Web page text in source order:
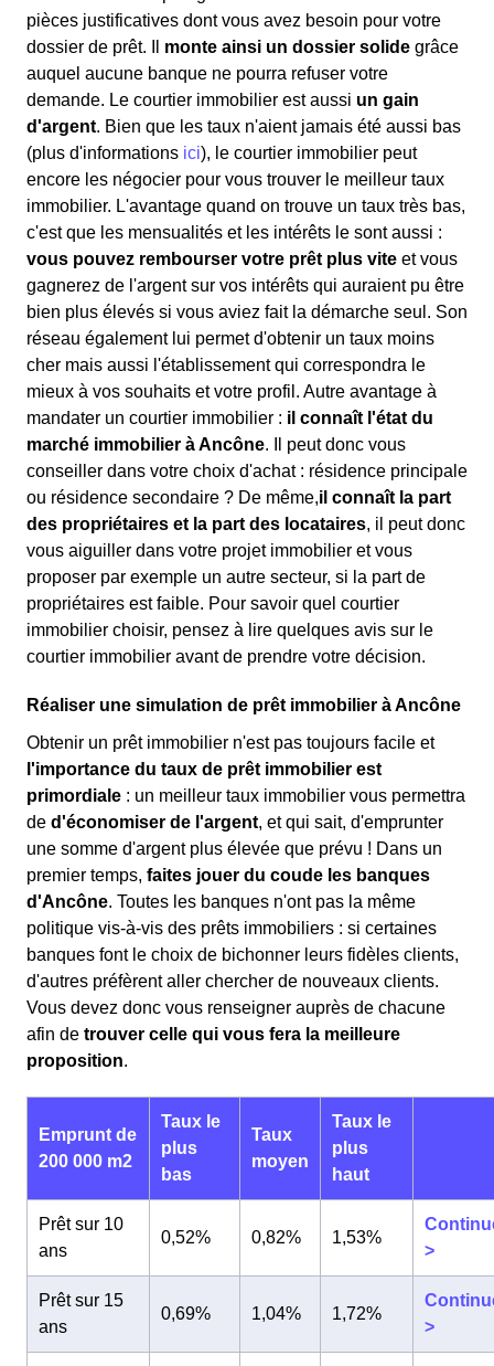
pièces justificatives dont vous avez besoin pour votre
dossier de prêt. Il monte ainsi un dossier solide grâce
auquel aucune banque ne pourra refuser votre
demande. Le courtier immobilier est aussi un gain
d'argent. Bien que les taux n'aient jamais été aussi bas
(plus d'informations ici), le courtier immobilier peut
encore les négocier pour vous trouver le meilleur taux
immobilier. L'avantage quand on trouve un taux très bas,
c'est que les mensualités et les intérêts le sont aussi :
vous pouvez rembourser votre prêt plus vite et vous
gagnerez de l'argent sur vos intérêts qui auraient pu être
bien plus élevés si vous aviez fait la démarche seul. Son
réseau également lui permet d'obtenir un taux moins
cher mais aussi l'établissement qui correspondra le
mieux à vos souhaits et votre profil. Autre avantage à
mandater un courtier immobilier : il connaît l'état du
marché immobilier à Ancône. Il peut donc vous
conseiller dans votre choix d'achat : résidence principale
ou résidence secondaire ? De même,il connaît la part
des propriétaires et la part des locataires, il peut donc
vous aiguiller dans votre projet immobilier et vous
proposer par exemple un autre secteur, si la part de
propriétaires est faible. Pour savoir quel courtier
immobilier choisir, pensez à lire quelques avis sur le
courtier immobilier avant de prendre votre décision.
Réaliser une simulation de prêt immobilier à Ancône
Obtenir un prêt immobilier n'est pas toujours facile et
l'importance du taux de prêt immobilier est
primordiale : un meilleur taux immobilier vous permettra
de d'économiser de l'argent, et qui sait, d'emprunter
une somme d'argent plus élevée que prévu ! Dans un
premier temps, faites jouer du coude les banques
d'Ancône. Toutes les banques n'ont pas la même
politique vis-à-vis des prêts immobiliers : si certaines
banques font le choix de bichonner leurs fidèles clients,
d'autres préfèrent aller chercher de nouveaux clients.
Vous devez donc vous renseigner auprès de chacune
afin de trouver celle qui vous fera la meilleure
proposition.
Emprunt de
200 000 m2
Taux le
plus
bas
Taux
moyen
Taux le
plus
haut
Prêt sur 10
ans
0,52% 0,82% 1,53%
>
Prêt sur 15
ans
0,69% 1,04% 1,72%
>